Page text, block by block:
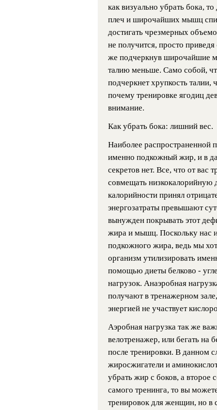
как визуально убрать бока,
плеч и широчайших мышц
достигать чрезмерных
не получится, просто
же подчеркнув широчайшие
талию меньше. Само собой,
подчеркнет хрупкость талии,
почему тренировке ягодиц
внимание.
Как убрать бока: лишний вес.
Наиболее распространенной
именно подкожный жир, и в
секретов нет. Все, что от вас
совмещать низкокалорийную
калорийности принял
энергозатраты превышают
вынужден покрывать этот
жира и мышц. Поскольку нас
подкожного жира, ведь мы
организм утилизировать
помощью диеты белково -
нагрузок. Анаэробная
получают в тренажерном
энергией не участвует
Аэробная нагрузка так же
велотренажер, или бегать на
после тренировки. В данном
жиросжигатели и
убрать жир с боков, а второе
самого тренинга, то вы
тренировок для женщин, но в